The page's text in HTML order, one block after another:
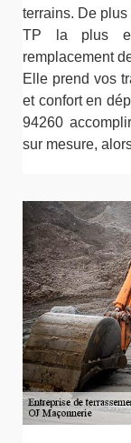
terrains. De plus
TP la plus
remplacement
Elle prend vos
et confort en
94260
sur mesure,